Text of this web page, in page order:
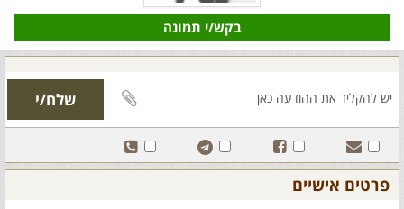
בקש/י תמונה
פרטים אישיים